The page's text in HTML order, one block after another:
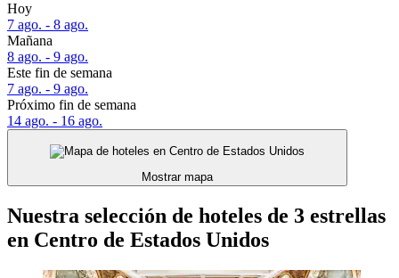
Hoy
7 ago. - 8 ago.
Mañana
8 ago. - 9 ago.
Este fin de semana
7 ago. - 9 ago.
Próximo fin de semana
14 ago. - 16 ago.
Mostrar mapa
Nuestra selección de hoteles de 3 estrellas
en Centro de Estados Unidos